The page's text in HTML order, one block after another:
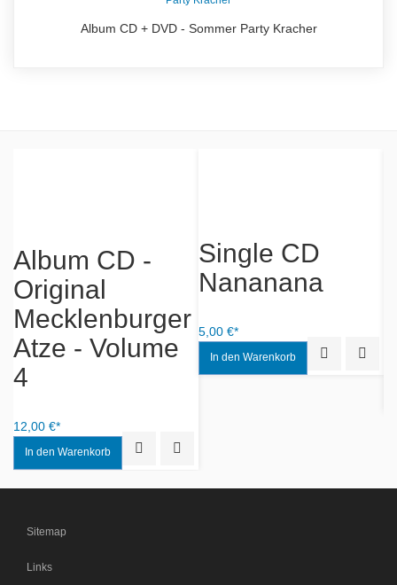
Album CD + DVD - Sommer Party Kracher
Quick View
Album CD -
Original
Mecklenburger
Atze - Volume
4
12,00 €*
Quick View
Single CD
Nananana
5,00 €*
Sitemap
Links